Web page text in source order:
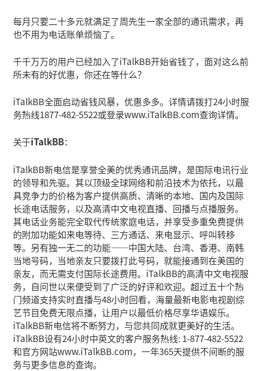
每月只要二十多元就满足了周先生一家全部的通讯需求，再
也不用为电话账单烦恼了。
千千万万的用户已经加入了iTalkBB开始省钱了，面对这么前
所未有的好优惠，你还在等什么？
iTalkBB全面启动省钱风暴，优惠多多。详情请拨打24小时服
务热线1877-482-5522或登录www.iTalkBB.com查询详情。
关于iTalkBB：
iTalkBB新电信是享誉全美的优秀通讯品牌，是国际电讯行业
的领导和先驱。其以顶级全球网络和前沿技术为依托，以最
具竞争力的价格为客户提供高质、清晰的本地、国内及国际
长途电话服务，以及高清中文电视直播、回播与点播服务。
其电话业务能完全取代传统家庭电话，并享受多重免费提供
的附加功能如来电等待、三方通话、来电显示、呼叫转移
等。另有独一无二的功能——中国大陆、台湾、香港、南韩
当地号码，当地亲友只要拨打此号码，就能接通到在美国的
亲友，而无需支付国际长途费用。iTalkBB的高清中文电视服
务，自问世以来便受到了广泛的好评和欢迎。超过五十个热
门频道支持实时直播与48小时回看，海量最新电影电视剧综
艺节目免费无限点播，让用户以最低价格尽享华语娱乐。
iTalkBB新电信将不断努力，与您共同成就更美好的生活。
iTalkBB设有24小时中英文的客户服务热线: 1-877-482-5522
和官方网站www.iTalkBB.com，一年365天提供不间断的服
务与更多信息的查询。